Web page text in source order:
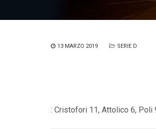
13 MARZO 2019 SERIE D
: Cristofori 11, Attolico 6, Poli